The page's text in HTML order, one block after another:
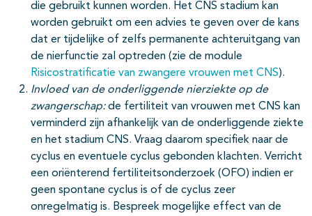
die gebruikt kunnen worden. Het CNS stadium kan
worden gebruikt om een advies te geven over de kans
dat er tijdelijke of zelfs permanente achteruitgang van
de nierfunctie zal optreden (zie de module
Risicostratificatie van zwangere vrouwen met CNS).
Invloed van de onderliggende nierziekte op de
zwangerschap:de fertiliteit van vrouwen met CNS kan
verminderd zijn afhankelijk van de onderliggende ziekte
en het stadium CNS. Vraag daarom specifiek naar de
cyclus en eventuele cyclus gebonden klachten. Verricht
een oriënterend fertiliteitsonderzoek (OFO) indien er
geen spontane cyclus is of de cyclus zeer
onregelmatig is. Bespreek mogelijke effect van de